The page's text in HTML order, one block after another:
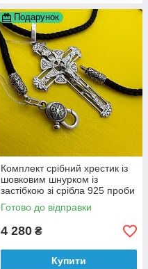
Подарунок
Комплект срібний хрестик із
шовковим шнурком із
застібкою зі срібла 925 проби
Готово до відправки
4 280 ₴
Купити